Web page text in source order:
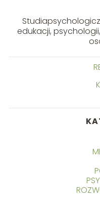
edukacji,